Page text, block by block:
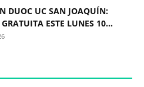
DUOC UC SAN JOAQUÍN:
ESTE LUNES 10...